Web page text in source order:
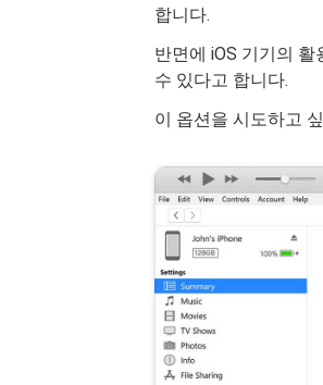
합니다.
반면에 iOS 기기의
수 있다고 합니다.
이 옵션을 시도하고